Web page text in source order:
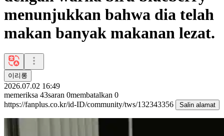
menunjukkan bahwa dia telah
makan banyak makanan lezat.
이리롱
2026.07.02 16:49
memeriksa 43saran 0membatalkan 0
https://fanplus.co.kr/id-ID/community/tws/132343356
Salin alamat